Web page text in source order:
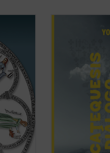
la
A los
Stratford
Catequesis en
es el
de una forma
profunda en la
introducción
moderna, pero ...